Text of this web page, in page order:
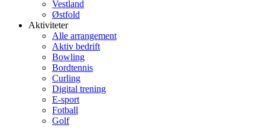
Vestland
Østfold
Aktiviteter
Alle arrangement
Aktiv bedrift
Bowling
Bordtennis
Curling
Digital trening
E-sport
Fotball
Golf